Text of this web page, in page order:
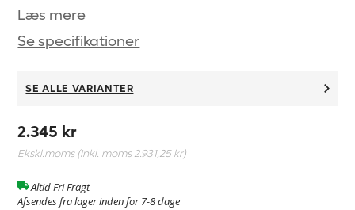
Læs mere
Se specifikationer
SE ALLE VARIANTER
2.345 kr
Ekskl.moms (Inkl. moms2.931,25 kr)
Altid Fri Fragt
Afsendes fra lager inden for 7-8 dage